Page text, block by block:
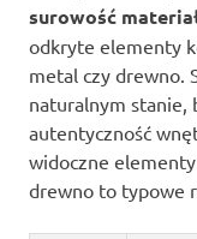
surowość
odkryte elementy
metal czy drewno.
naturalnym stanie,
autentyczność
widoczne
drewno to typowe